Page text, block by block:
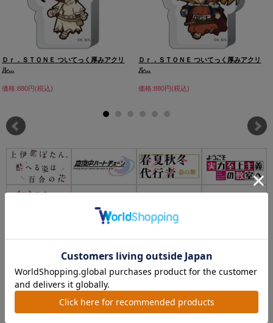
Ｄｒ．ＳＴＯＮＥ ついてっく厚みアクリ
ル...
価格:880円(税込)
Ｄｒ．ＳＴＯＮＥ ついてっく厚みアクリ
ル...
価格:880円(税込)